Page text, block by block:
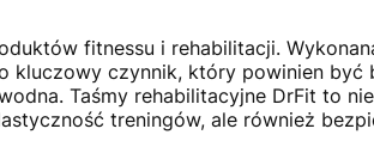
fitnessu i rehabilitacji.
kluczowy czynnik, który powinien
Taśmy rehabilitacyjne DrFit to
treningów, ale również